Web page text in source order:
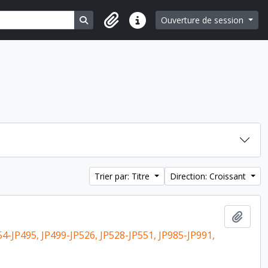
Search in browse page
Liens rapidesOuverture de session
Trier par: Titre Direction: Croissant
JP495, JP499-JP526, JP528-JP551, JP985-JP991,